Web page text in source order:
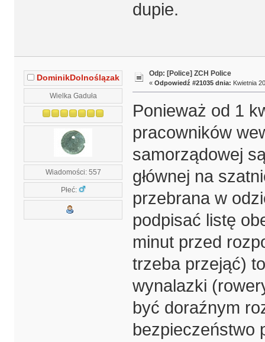
dupie.
DominikDolnoślązak
Wielka Gaduła
Wiadomości: 557
Płeć:
Odp: [Police] ZCH Police
« Odpowiedź #21035 dnia: Kwietnia
Ponieważ od 1
pracowników
samorządowej
głównej na
przebrana w
podpisać listę
minut przed
trzeba przejąć)
wynalazki
być doraźnym
bezpieczeństwo